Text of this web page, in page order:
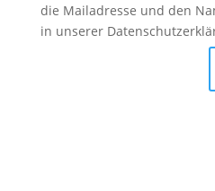
die Mailadresse und den
in unserer